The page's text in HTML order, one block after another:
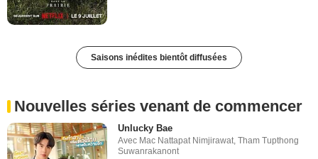
Saisons inédites bientôt diffusées
Nouvelles séries venant de commencer
Unlucky Bae
Avec Mac Nattapat Nimjirawat,Tham Tupthong
Suwanrakanont